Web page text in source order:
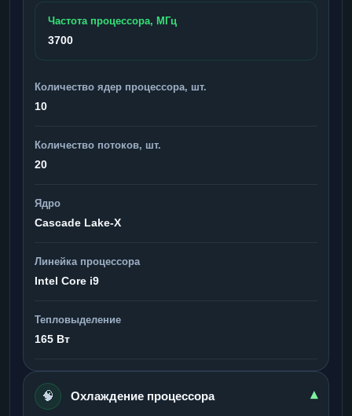
Частота процессора, МГц
3700
Количество ядер процессора, шт.
10
Количество потоков, шт.
20
Ядро
Cascade Lake-X
Линейка процессора
Intel Core i9
Тепловыделение
165 Вт
🧠 Охлаждение процессора ▾